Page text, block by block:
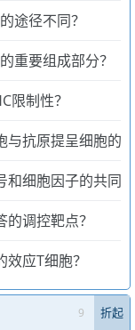
途径不同？
重要组成部分？
限制性？
与抗原提呈细胞的
和细胞因子的共同
调控靶点？
应T细胞？
9 折起